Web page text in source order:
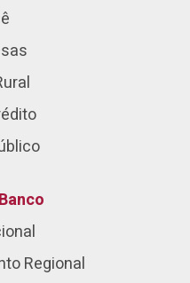
Regional